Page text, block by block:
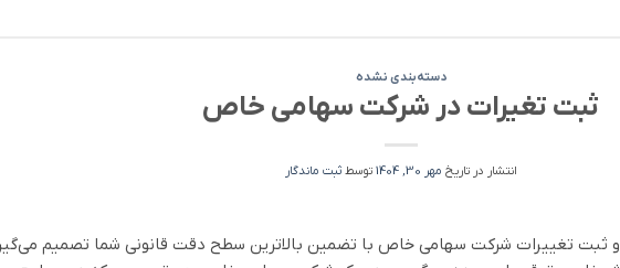
دسته‌بندی نشده
ثبت تغیرات در شرکت سهامی خاص
انتشار در تاریخ مهر 30, 1404 توسطثبت ماندگار
و ثبت تغییرات شرکت سهامی خاص با تضمین بالاترین سطح دقت قانونی شما تصمیم